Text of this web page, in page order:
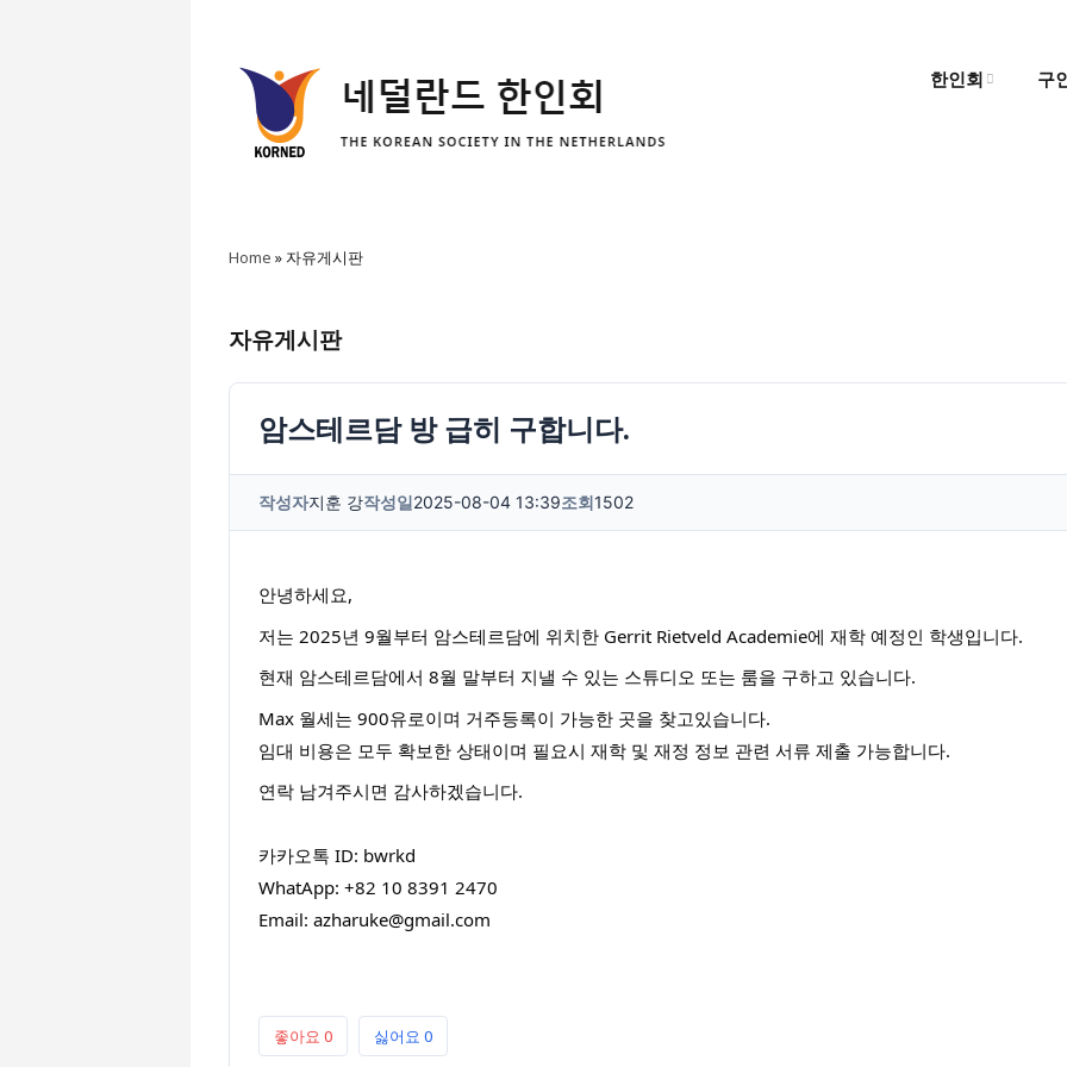
한인회 구
Home »자유게시판
자유게시판
암스테르담 방 급히 구합니다.
작성자지훈 강작성일2025-08-04 13:39조회1502
안녕하세요,
저는 2025년 9월부터 암스테르담에 위치한 Gerrit Rietveld Academie에 재학 예정인 학생입니다.
현재 암스테르담에서 8월 말부터 지낼 수 있는 스튜디오 또는 룸을 구하고 있습니다.
Max 월세는 900유로이며 거주등록이 가능한 곳을 찾고있습니다.
임대 비용은 모두 확보한 상태이며 필요시 재학 및 재정 정보 관련 서류 제출 가능합니다.
연락 남겨주시면 감사하겠습니다.
카카오톡 ID: bwrkd
WhatApp: +82 10 8391 2470
Email: azharuke@gmail.com
좋아요 0 싫어요 0